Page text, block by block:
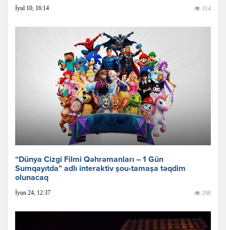
İyul 10, 16:14 314
“Dünya Cizgi Filmi Qəhrəmanları – 1 Gün
Sumqayıtda” adlı interaktiv şou-tamaşa təqdim
olunacaq
İyun 24, 12:37 298